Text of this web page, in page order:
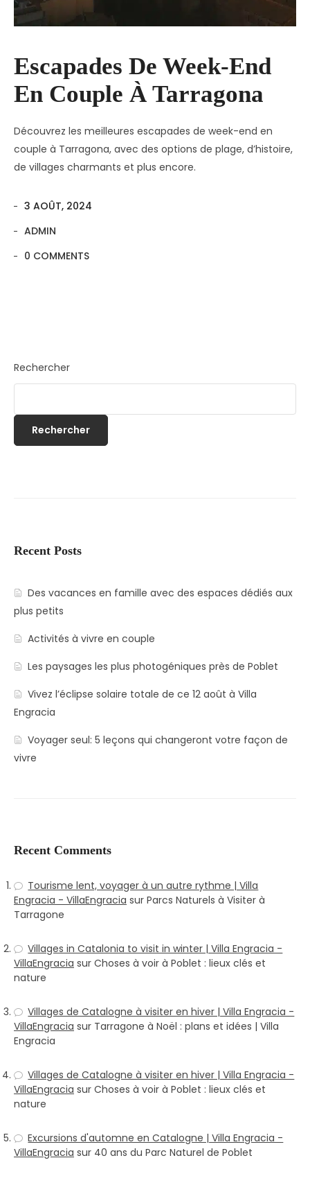
Escapades De Week-End
En Couple À Tarragona
Découvrez les meilleures escapades de week-end en
couple à Tarragona, avec des options de plage, d’histoire,
de villages charmants et plus encore.
3 AOÛT, 2024
ADMIN
0 COMMENTS
Rechercher
Rechercher
Recent Posts
Des vacances en famille avec des espaces dédiés aux
plus petits
Activités à vivre en couple
Les paysages les plus photogéniques près de Poblet
Vivez l’éclipse solaire totale de ce 12 août à Villa
Engracia
Voyager seul: 5 leçons qui changeront votre façon de
vivre
Recent Comments
Tourisme lent, voyager à un autre rythme | Villa
Engracia - VillaEngracia sur Parcs Naturels à Visiter à
Tarragone
Villages in Catalonia to visit in winter | Villa Engracia -
VillaEngracia sur Choses à voir à Poblet : lieux clés et
nature
Villages de Catalogne à visiter en hiver | Villa Engracia -
VillaEngracia sur Tarragone à Noël : plans et idées | Villa
Engracia
Villages de Catalogne à visiter en hiver | Villa Engracia -
VillaEngracia sur Choses à voir à Poblet : lieux clés et
nature
Excursions d'automne en Catalogne | Villa Engracia -
VillaEngracia sur 40 ans du Parc Naturel de Poblet